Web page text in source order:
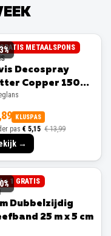
%
GRATIS METAALSPONS
Decospray
Copper 150ml
KLUSPAS
pas € 5,15 € 13,99
→
%
1 + 1 GRATIS
Dubbelzijdig
25 m x 5 cm